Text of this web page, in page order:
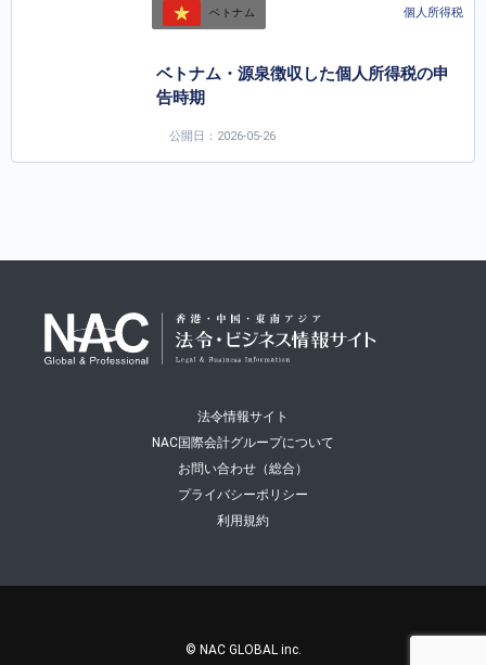
ベトナム 個人所得税
ベトナム・源泉徴収した個人所得税の申
告時期
公開日：2026-05-26
法令情報サイト
NAC国際会計グループについて
お問い合わせ（総合）
プライバシーポリシー
利用規約
© NAC GLOBAL inc.